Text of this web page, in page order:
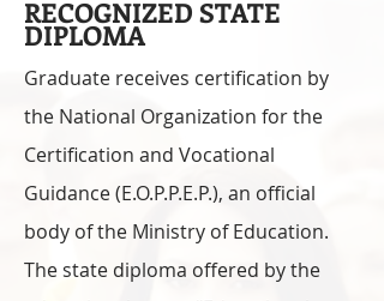
RECOGNIZED STATE
DIPLOMA
Graduate receives certification by
the National Organization for the
Certification and Vocational
Guidance (E.O.P.P.E.P.), an official
body of the Ministry of Education.
The state diploma offered by the